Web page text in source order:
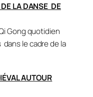
LA DANSE DE
Gong quotidien
le cadre de la
AUTOUR